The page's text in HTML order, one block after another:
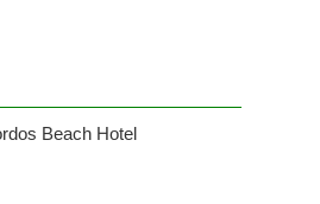
Beach Hotel